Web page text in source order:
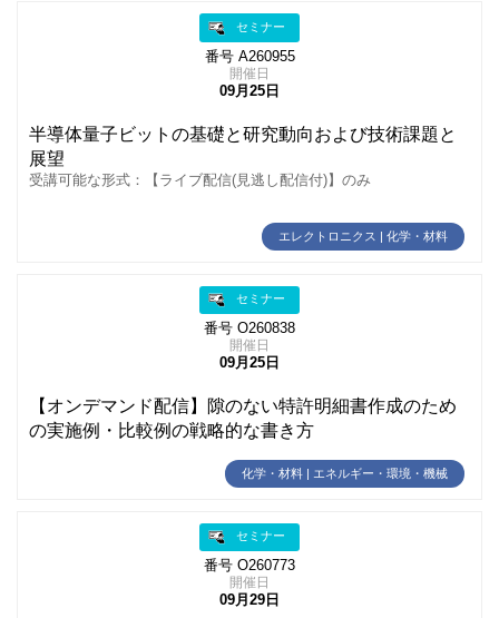
セミナー
番号 A260955
開催日
09月25日
半導体量子ビットの基礎と研究動向および技術課題と
展望
受講可能な形式：【ライブ配信(見逃し配信付)】のみ
エレクトロニクス | 化学・材料
セミナー
番号 O260838
開催日
09月25日
【オンデマンド配信】隙のない特許明細書作成のため
の実施例・比較例の戦略的な書き方
化学・材料 | エネルギー・環境・機械
セミナー
番号 O260773
開催日
09月29日